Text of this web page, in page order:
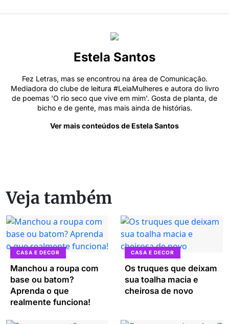
Estela Santos
Fez Letras, mas se encontrou na área de Comunicação.
Mediadora do clube de leitura #LeiaMulheres e autora do livro
de poemas 'O rio seco que vive em mim'. Gosta de planta, de
bicho e de gente, mas mais ainda de histórias.
Ver mais conteúdos de Estela Santos
Veja também
CASA E DECOR
Manchou a roupa com
base ou batom?
Aprenda o que
realmente funciona!
CASA E DECOR
Os truques que deixam
sua toalha macia e
cheirosa de novo